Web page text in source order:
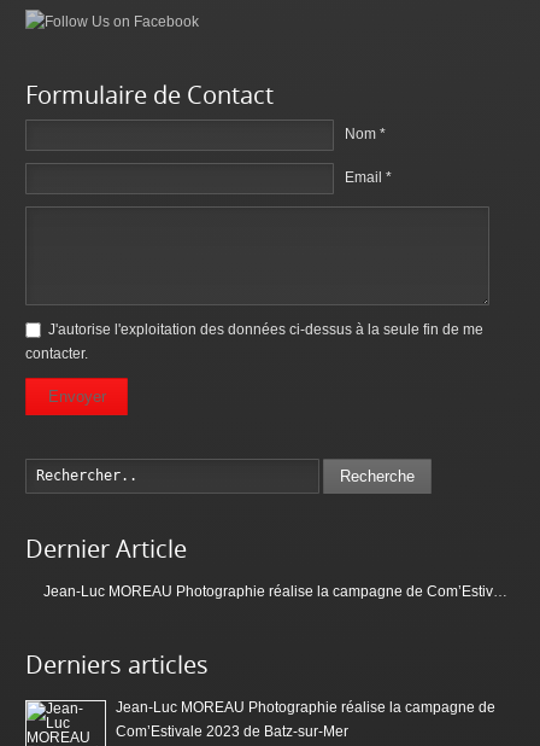
Formulaire de Contact
Nom *
Email *
J'autorise l'exploitation des données ci-dessus à la seule fin de me
contacter.
Envoyer
Recherche
Dernier Article
Derniers articles
Jean-Luc MOREAU Photographie réalise la campagne de
Com’Estivale 2023 de Batz-sur-Mer